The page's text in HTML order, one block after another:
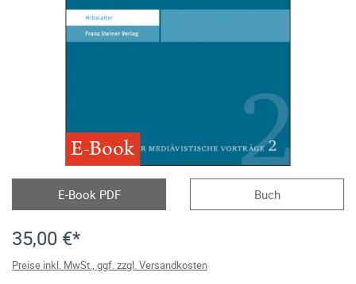
E-Book
E-Book PDF Buch
35,00 €*
Preise inkl. MwSt., ggf. zzgl. Versandkosten